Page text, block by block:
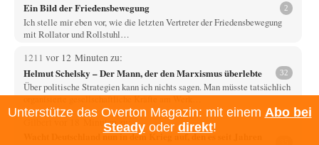
Ein Bild der Friedensbewegung 2
Ich stelle mir eben vor, wie die letzten Vertreter der Friedensbewegung
mit Rollator und Rollstuhl…
1211 vor 12 Minuten zu:
Helmut Schelsky – Der Mann, der den Marxismus überlebte 32
Über politische Strategien kann ich nichts sagen. Man müsste tatsächlich
organisierte gesellschaftliche Kräfte am Werk…
vor 18 Minuten zu:
Wacht Deutschland nun in dem Krieg auf, den es seit Jahren
Unterstütze das Overton Magazin: mit einem Abo bei
Steadyoder direkt!